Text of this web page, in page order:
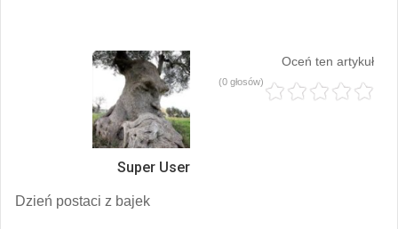
Super User
Oceń ten artykuł
(0 głosów)
Dzień postaci z bajek